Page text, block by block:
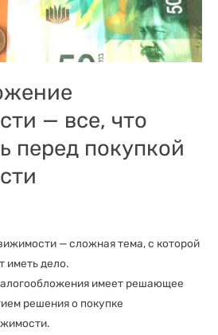
— все, что
перед покупкой
— сложная тема, с которой
иметь дело.
имеет решающее
решения о покупке